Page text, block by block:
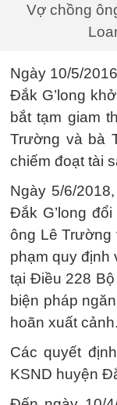
Vợ chồng
Ngày 10/5/
Đắk G’long
bắt tạm giam
Trường và bà
chiếm đoạt tài
Ngày 5/6/
Đắk G’long
ông Lê Trường
phạm quy định
tại Điều 228
biện pháp
hoãn xuất cảnh.
Các quyết
KSND huyện